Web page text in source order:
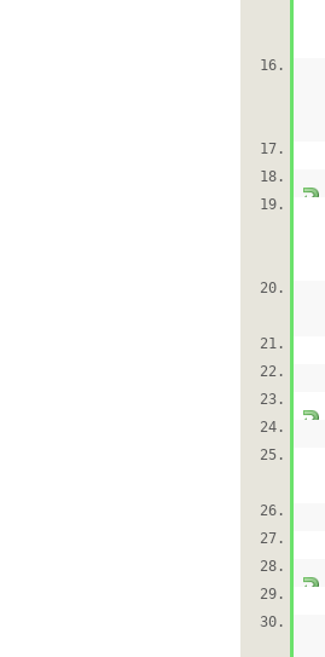
16.
17.
18.
19.
20.
21.
22.
23.
24.
25.
26.
27.
28.
29.
30.